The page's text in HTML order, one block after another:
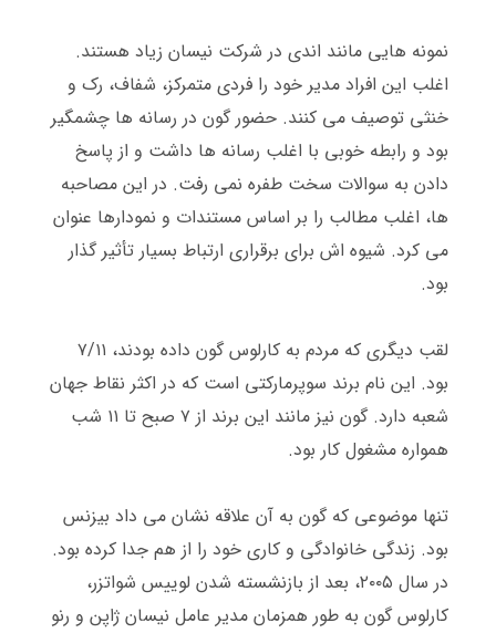
نمونه هایی مانند اندی در شرکت نیسان زیاد هستند.
اغلب این افراد مدیر خود را فردی متمرکز، شفاف، رک و
خنثی توصیف می کنند. حضور گون در رسانه ها چشمگیر
بود و رابطه خوبی با اغلب رسانه ها داشت و از پاسخ
دادن به سوالات سخت طفره نمی رفت. در این مصاحبه
ها، اغلب مطالب را بر اساس مستندات و نمودارها عنوان
می کرد. شیوه اش برای برقراری ارتباط بسیار تأثیر گذار
بود.
لقب دیگری که مردم به کارلوس گون داده بودند، ۷ /۱۱
بود. این نام برند سوپرمارکتی است که در اکثر نقاط جهان
شعبه دارد.
گون نیز مانند این برند از ۷ صبح تا ۱۱ شب
همواره مشغول کار بود.
تنها موضوعی که گون به آن علاقه نشان می داد بیزنس
بود. زندگی خانوادگی و کاری خود را از هم جدا کرده بود.
در سال ۲۰۰۵، بعد از بازنشسته شدن لوییس شواتزر،
کارلوس گون به طور همزمان مدیر عامل نیسان ژاپن و رنو